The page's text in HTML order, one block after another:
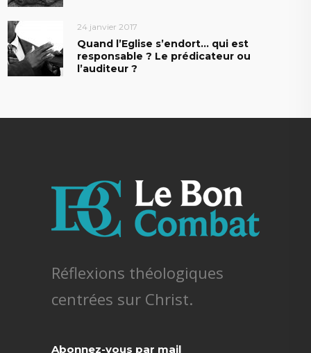
24 janvier 2017
Quand l’Eglise s’endort… qui est
responsable ? Le prédicateur ou
l’auditeur ?
Réflexions théologiques
centrées sur Christ.
Abonnez-vous par mail